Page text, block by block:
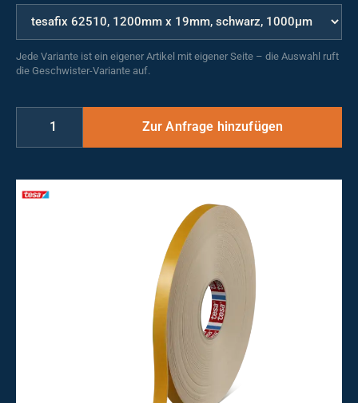
Jede Variante ist ein eigener Artikel mit eigener Seite – die Auswahl ruft
die Geschwister-Variante auf.